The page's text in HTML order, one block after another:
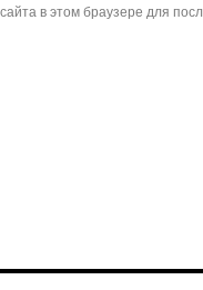
в этом браузере для